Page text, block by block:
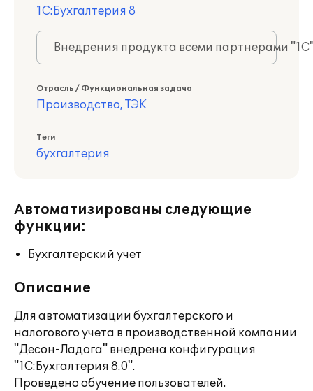
1С:Бухгалтерия 8
Внедрения продукта всеми партнерами
Отрасль / Функциональная задача
Производство, ТЭК
Теги
бухгалтерия
Автоматизированы следующие
функции:
Бухгалтерский учет
Описание
Для автоматизации бухгалтерского и
налогового учета в производственной компании
"Десон-Ладога" внедрена конфигурация
"1С:Бухгалтерия 8.0".
Проведено обучение пользователей.